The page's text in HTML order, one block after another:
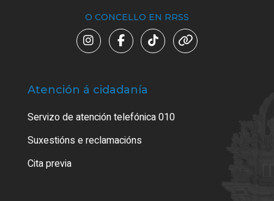
O CONCELLO EN RRSS
Atención á cidadanía
Servizo de atención telefónica 010
Suxestións e reclamacións
Cita previa